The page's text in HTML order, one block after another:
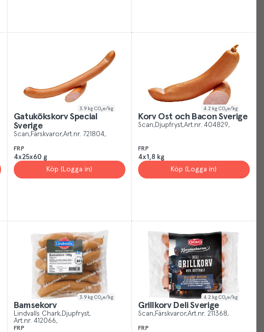
3.9 kg CO₂e/kg
Gatukökskorv Special
Sverige
Scan Färskvaror Art.nr. 721804
FRP
4x25x60 g
Köp (Logga in)
4.2 kg CO₂e/kg
Korv Ost och Bacon Sverige
Scan Djupfryst Art.nr. 404829
FRP
4x1,8 kg
Köp (Logga in)
3.9 kg CO₂e/kg
Bamsekorv
Lindvalls Chark Djupfryst
Art.nr. 412066
FRP
4.2 kg CO₂e/kg
Grillkorv Deli Sverige
Scan Färskvaror Art.nr. 211368
FRP
any
time
or
more
Yes, I understand